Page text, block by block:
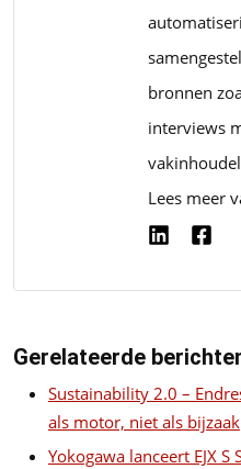
bronnen
interviews
Lees meer
Gerelateerde
Sustainability 2.0 –
als motor, niet als bijzaak
Yokogawa lanceert EJX